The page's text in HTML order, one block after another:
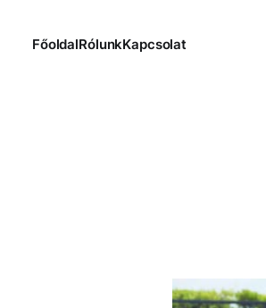
FőoldalRólunkKapcsolat